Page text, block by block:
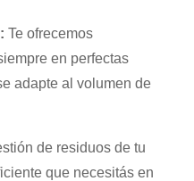
Te ofrecemos
en perfectas
adapte al volumen de
de residuos de tu
que necesitás en